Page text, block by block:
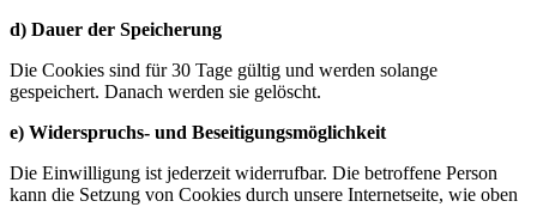
d) Dauer der Speicherung
Die Cookies sind für 30 Tage gültig und werden solange
gespeichert. Danach werden sie gelöscht.
e) Widerspruchs- und Beseitigungsmöglichkeit
Die Einwilligung ist jederzeit widerrufbar. Die betroffene Person
kann die Setzung von Cookies durch unsere Internetseite, wie oben